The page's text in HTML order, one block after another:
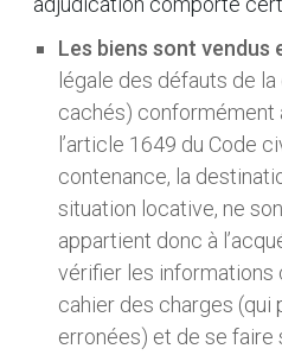
Les biens sont vendus
légale des défauts de
cachés) conformément
l’article 1649 du Code
contenance, la
situation locative, ne
appartient donc à
vérifier les informations
cahier des charges (qui
erronées) et de se faire